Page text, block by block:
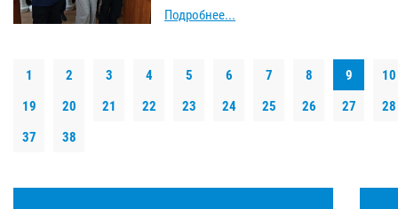
Подробнее...
1 2 3 4 5 6 7 8 9
10
19
20 21 22 23 24 25 26 27
28
37
38